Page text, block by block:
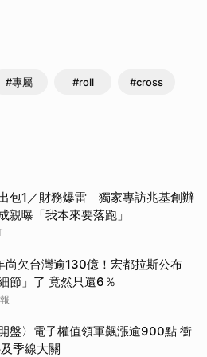
#專屬 #roll #cross
包1／財務爆雷 獨家專訪兆基創辦
親曝「我本來要落跑」
尚欠台灣逾130億！宏都拉斯公布
節」了 竟然只還6％
開盤〉電子權值領軍飆漲逾900點 衝
季線大關